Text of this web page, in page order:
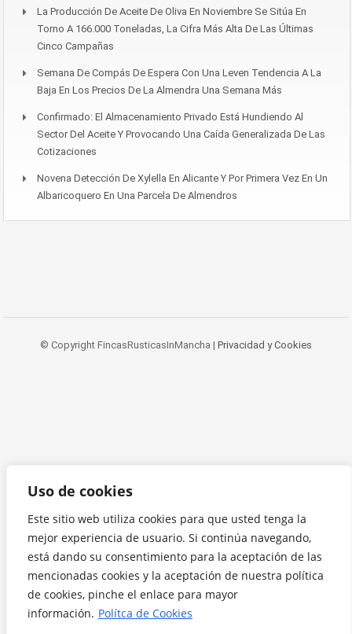
Uso de cookies
Este sitio web utiliza cookies para que usted tenga la
mejor experiencia de usuario. Si continúa navegando,
está dando su consentimiento para la aceptación de las
mencionadas cookies y la aceptación de nuestra política
de cookies, pinche el enlace para mayor
información. Polítca de Cookies
La Producción De Aceite De Oliva En Noviembre Se Sitúa En
Torno A 166.000 Toneladas, La Cifra Más Alta De Las Últimas
Cinco Campañas
Semana De Compás De Espera Con Una Leven Tendencia A La
Baja En Los Precios De La Almendra Una Semana Más
Confirmado: El Almacenamiento Privado Está Hundiendo Al
Sector Del Aceite Y Provocando Una Caída Generalizada De Las
Cotizaciones
Novena Detección De Xylella En Alicante Y Por Primera Vez En Un
Albaricoquero En Una Parcela De Almendros
© Copyright FincasRusticasInMancha | Privacidad y Cookies